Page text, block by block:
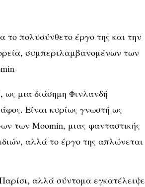
το πολυσύνθετο έργο της και την
συμπεριλαμβανομένων των
ως μια διάσημη Φινλανδή
Είναι κυρίως γνωστή ως
των Moomin, μιας φανταστικής
αλλά το έργο της απλώνεται
αλλά σύντομα εγκατέλειψε